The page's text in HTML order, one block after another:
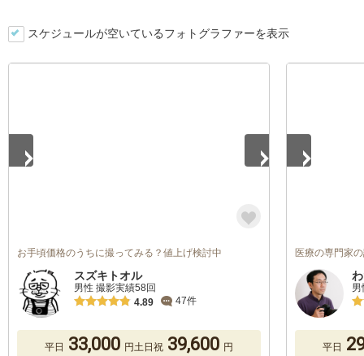
スケジュールが空いているフォトグラファーを表示
お手頃価格のうちに撮ってみる？値上げ検討中
スズキトオル
男性 撮影実績58回
4.89
47件
平日 33,000 円土日祝 39,600 円
医療の専門家
平日